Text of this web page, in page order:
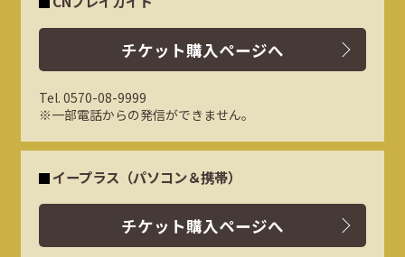
チケット購入ページへ
Tel. 0570-08-9999
※一部電話からの発信ができません。
イープラス（パソコン＆携帯）
チケット購入ページへ